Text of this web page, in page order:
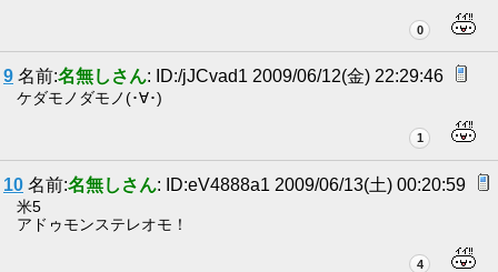
0
9 名前:名無しさん: ID:/jJCvad1 2009/06/12(金) 22:29:46
ケダモノダモノ(･∀･)
1
10 名前:名無しさん: ID:eV4888a1 2009/06/13(土) 00:20:59
米5
アドゥモンステレオモ！
4